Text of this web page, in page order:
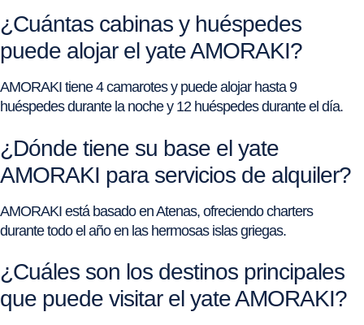
¿Cuántas cabinas y huéspedes
puede alojar el yate AMORAKI?
AMORAKI tiene 4 camarotes y puede alojar hasta 9
huéspedes durante la noche y 12 huéspedes durante el día.
¿Dónde tiene su base el yate
AMORAKI para servicios de alquiler?
AMORAKI está basado en Atenas, ofreciendo charters
durante todo el año en las hermosas islas griegas.
¿Cuáles son los destinos principales
que puede visitar el yate AMORAKI?